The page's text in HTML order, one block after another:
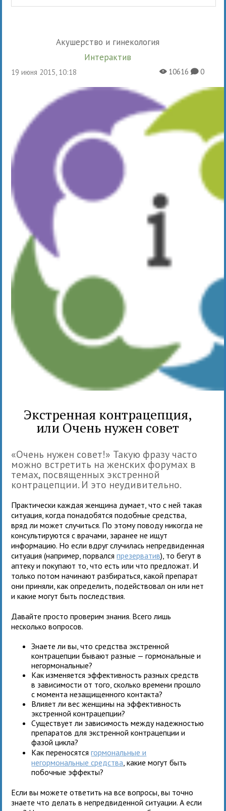
Акушерство и гинекология
Интерактив
19 июня 2015, 10:18 X10616K0
Экстренная контрацепция,
или Очень нужен совет
«Очень нужен совет!» Такую фразу часто
можно встретить на женских форумах в
темах, посвященных экстренной
контрацепции. И это неудивительно.
Практически каждая женщина думает, что с ней такая
ситуация, когда понадобятся подобные средства,
вряд ли может случиться. По этому поводу никогда не
консультируются с врачами, заранее не ищут
информацию. Но если вдруг случилась непредвиденная
ситуация (например, порвалсяпрезерватив), то бегут в
аптеку и покупают то, что есть или что предложат. И
только потом начинают разбираться, какой препарат
они приняли, как определить, подействовал он или нет
и какие могут быть последствия.
Давайте просто проверим знания. Всего лишь
несколько вопросов.
Знаете ли вы, что средства экстренной
контрацепции бывают разные — гормональные и
негормональные?
Как изменяется эффективность разных средств
в зависимости от того, сколько времени прошло
с момента незащищенного контакта?
Влияет ли вес женщины на эффективность
экстренной контрацепции?
Существует ли зависимость между надежностью
препаратов для экстренной контрацепции и
фазой цикла?
Как переносятсягормональные и
негормональные средства , какие могут быть
побочные эффекты?
Если вы можете ответить на все вопросы, вы точно
знаете что делать в непредвиденной ситуации. А если